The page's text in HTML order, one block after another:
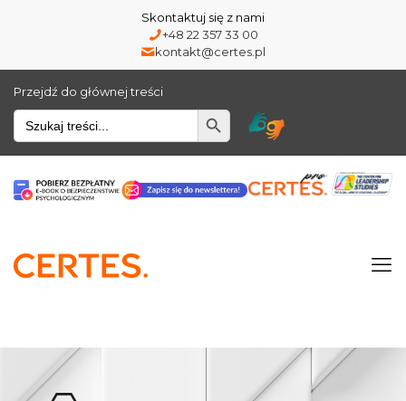
Skontaktuj się z nami
+48 22 357 33 00
kontakt@certes.pl
Przejdź do głównej treści
Wyszukiwarka